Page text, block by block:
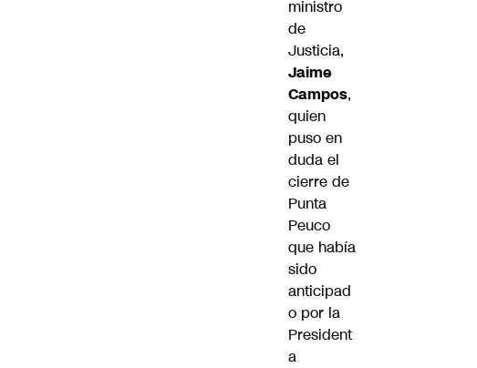
ministro
de
Justicia,
Jaime
Campos,
quien
puso en
duda el
cierre de
Punta
Peuco
que había
sido
anticipad
o por la
President
a